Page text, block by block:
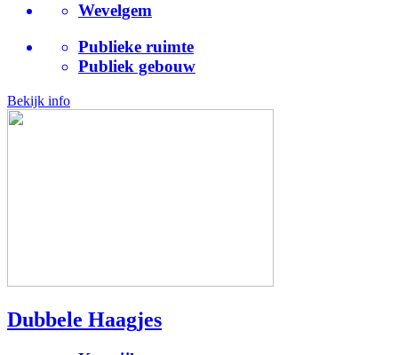
Wevelgem
Publieke ruimte
Publiek gebouw
Bekijk info
Dubbele Haagjes